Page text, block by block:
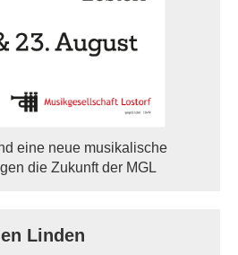
eine neue musikalische
die Zukunft der MGL
Linden